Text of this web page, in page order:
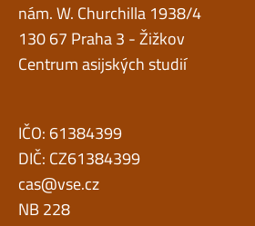
nám. W. Churchilla 1938/4
130 67 Praha 3 - Žižkov
Centrum asijských studií
IČO: 61384399
DIČ: CZ61384399
cas@vse.cz
NB 228